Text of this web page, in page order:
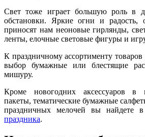
Свет тоже играет большую роль в
обстановки. Яркие огни и радость,
приносят нам неоновые гирлянды,
ленты, елочные световые фигуры и
К праздничному ассортименту товаров
выбор бумажные или блестящие
мишуру.
Кроме новогодних аксессуаров в
пакеты, тематические бумажные
праздничных мелочей вы найдете в
праздника.